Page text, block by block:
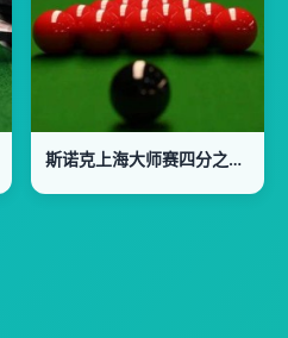
斯诺克上海大师赛四分之一决赛：贾德·特鲁姆普VS约翰·希金斯